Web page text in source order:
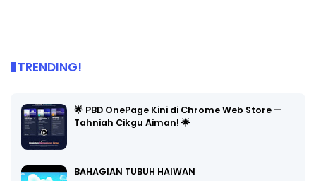
TRENDING!
🌟 PBD OnePage Kini di Chrome Web Store —
Tahniah Cikgu Aiman! 🌟
BAHAGIAN TUBUH HAIWAN